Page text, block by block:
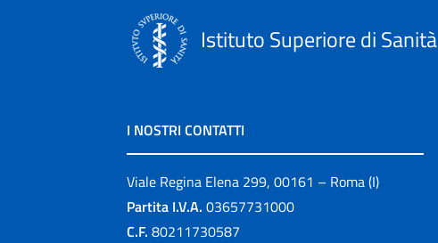
Istituto Superiore di Sanità
I NOSTRI CONTATTI
Viale Regina Elena 299, 00161 – Roma (I)
Partita I.V.A. 03657731000
C.F. 80211730587